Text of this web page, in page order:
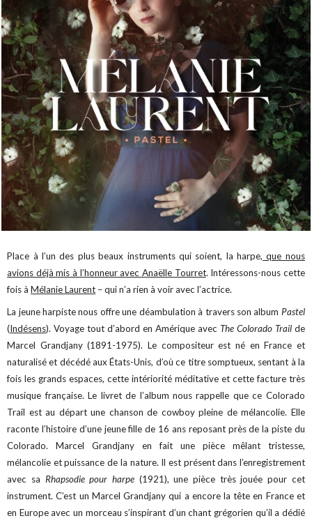
Place à l’un des plus beaux instruments qui soient, la harpe, que nous
avions déjà mis à l’honneur avec Anaëlle Tourret. Intéressons-nous cette
fois àMélanie Laurent – qui n’a rien à voir avec l’actrice.
La jeune harpiste nous offre une déambulation à travers son album Pastel
(Indésens). Voyage tout d’abord en Amérique avec The Colorado Trailde
Marcel Grandjany (1891-1975). Le compositeur est né en France et
naturalisé et décédé aux États-Unis, d’où ce titre somptueux, sentant à la
fois les grands espaces, cette intériorité méditative et cette facture très
musique française. Le livret de l’album nous rappelle que ce Colorado
Trail est au départ une chanson de cowboy pleine de mélancolie. Elle
raconte l’histoire d’une jeune fille de 16 ans reposant près de la piste du
Colorado. Marcel Grandjany en fait une pièce mêlant tristesse,
mélancolie et puissance de la nature. Il est présent dans l’enregistrement
avec sa Rhapsodie pour harpe(1921), une pièce très jouée pour cet
instrument. C’est un Marcel Grandjany qui a encore la tête en France et
en Europe avec un morceau s’inspirant d’un chant grégorien qu’il a dédié